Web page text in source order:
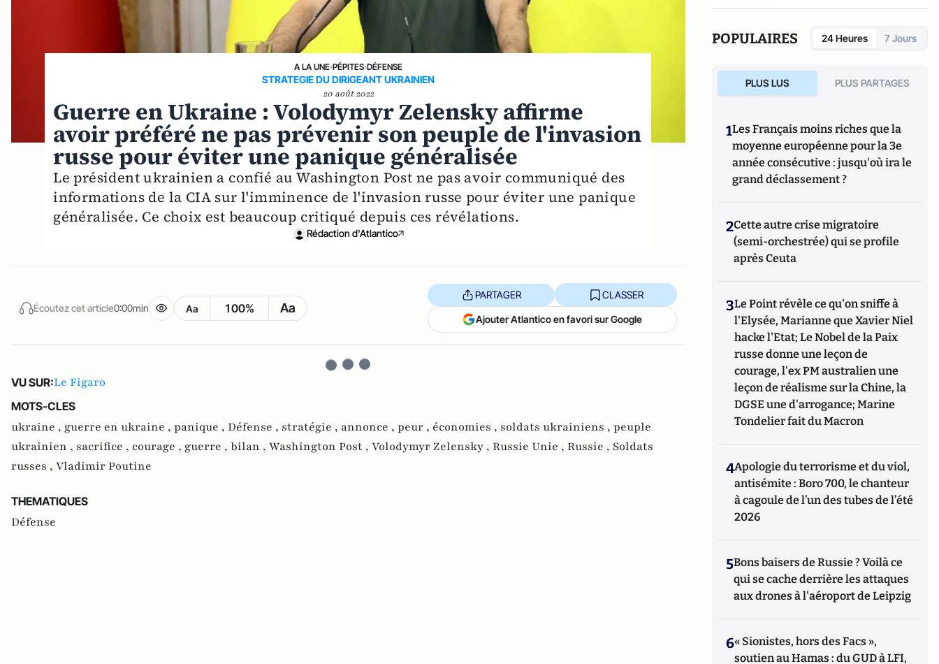
A LA UNE›PÉPITES›DÉFENSE
STRATEGIE DU DIRIGEANT UKRAINIEN
20 août 2022
Guerre en Ukraine : Volodymyr Zelensky affirme
avoir préféré ne pas prévenir son peuple de l'invasion
russe pour éviter une panique généralisée
Le président ukrainien a confié au Washington Post ne pas avoir communiqué des
informations de la CIA sur l'imminence de l'invasion russe pour éviter une panique
généralisée. Ce choix est beaucoup critiqué depuis ces révélations.
Rédaction d'Atlantico
Écoutez cet article0:00min Aa 100% Aa
PARTAGER CLASSER
Ajouter Atlantico en favori sur Google
VU SUR:Le Figaro
MOTS-CLES
ukraine , guerre en ukraine , panique , Défense , stratégie , annonce , peur , économies , soldats ukrainiens , peuple
ukrainien , sacrifice , courage , guerre , bilan , Washington Post , Volodymyr Zelensky , Russie Unie , Russie , Soldats
russes , Vladimir Poutine
THEMATIQUES
Défense
POPULAIRES 24 Heures 7 Jours
PLUS LUS PLUS PARTAGES
1Les Français moins riches que la
moyenne européenne pour la 3e
année consécutive : jusqu'où ira le
grand déclassement ?
2Cette autre crise migratoire
(semi-orchestrée) qui se profile
après Ceuta
3Le Point révèle ce qu'on sniffe à
l'Elysée, Marianne que Xavier Niel
hacke l'Etat; Le Nobel de la Paix
russe donne une leçon de
courage, l'ex PM australien une
leçon de réalisme sur la Chine, la
DGSE une d'arrogance; Marine
Tondelier fait du Macron
4Apologie du terrorisme et du viol,
antisémite : Boro 700, le chanteur
à cagoule de l’un des tubes de l’été
2026
5Bons baisers de Russie ? Voilà ce
qui se cache derrière les attaques
aux drones à l'aéroport de Leipzig
6« Sionistes, hors des Facs »,
soutien au Hamas : du GUD à LFI,